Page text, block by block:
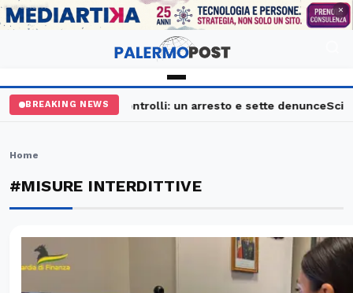
PUBBLICITÀ ×
BREAKING NEWS
Palermo, maxi controlli: un arresto e sette denunce
Home
#MISURE INTERDITTIVE